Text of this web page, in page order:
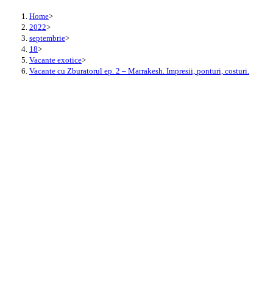
Home>
2022>
septembrie>
18>
Vacante exotice>
Vacante cu Zburatorul ep. 2 – Marrakesh. Impresii, ponturi, costuri.